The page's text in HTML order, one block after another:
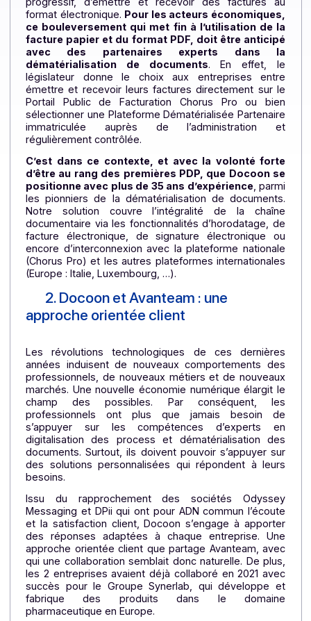
Fort de 20 ans d’expérience, de près de 600 clients
20 partenaires certifiés en France, Avanteam
un marché en hypercroissance quant à la mise
conformité à l’aube de la loi de finances 2024.
dernière impose aux entreprises, suivant un
progressif, d’émettre et recevoir des factures
format électronique.Pour les acteurs
ce bouleversement qui met fin à l’utilisation de
facture papier et du format PDF, doit être
avec des partenaires experts dans
dématérialisation de documents
législateur donne le choix aux entreprises
émettre et recevoir leurs factures directement sur
Portail Public de Facturation Chorus Pro ou
sélectionner une Plateforme Dématérialisée
immatriculée auprès de l’administration
régulièrement contrôlée.
C’est dans ce contexte, et avec la volonté
d’être au rang des premières PDP, que Docoon
positionne avec plus de 35 ans d’expérience
les pionniers de la dématérialisation de
Notre solution couvre l’intégralité de la
documentaire via les fonctionnalités d’horodatage,
encore d’interconnexion avec la plateforme
(Chorus Pro) et les autres plateformes
(Europe : Italie, Luxembourg, …).
2. Docoon et Avanteam : une
approche orientée client
Les révolutions technologiques de ces
années induisent de nouveaux comportements
professionnels, de nouveaux métiers et de
marchés. Une nouvelle économie numérique élargit
champ des possibles. Par conséquent,
professionnels ont plus que jamais besoin
s’appuyer sur les compétences d’experts
digitalisation des process et dématérialisation
documents. Surtout, ils doivent pouvoir s’appuyer
des solutions personnalisées qui répondent à
besoins.